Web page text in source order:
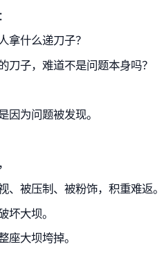
拿什么递刀子？
刀子，难道不是问题本身吗？
因为问题被发现。
、被压制、被粉饰，积重难返。
坏大坝。
座大坝垮掉。